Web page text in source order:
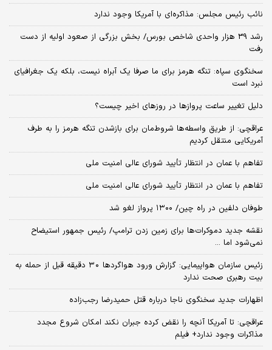
نائب رئیس مجلس: مذاکره‌ای با آمریکا وجود ندارد
رشد 39 هزار واحدی شاخص بورس/ بخش بزرگی از صعود اولیه از دست
رفت
سخنگوی سپاه: تنگه هرمز برای ما صرفا یک آبراه نیست، بلکه یک جغرافیای
نبرد است
دلیل تغییر ساعت پروازها در روزهای اخیر چیست؟
عراقچی: از طریق واسطه‌ها شروط‌مان برای بازشدن تنگه هرمز را به طرف
آمریکایی منتقل کردیم
تفاهم با عمان در انتظار تأیید شورای عالی امنیت ملی
تفاهم با عمان در انتظار تأیید شورای عالی امنیت ملی
طوفان دلفین در راه چین/ ۱۳۰۰ پرواز لغو شد
نقشه جدید دموکرات‌ها برای زمین زدن ترامپ/ رئیس جمهور استیضاح
نمی‌شود اما ...
زئیس سازمان هواپیمایی: گزارش ورود هواگردها ٣٠ دقیقه قبل از حمله به
بیت رهبری صحت ندارد
اظهارات جدید سخنگوی ناجا درباره قتل حمیدرضا رجب‌زاده
عراقچی: تا آمریکا آنچه را نقض کرده جبران نکند امکان شروع مجدد
مذاکرات وجود ندارد+ فیلم